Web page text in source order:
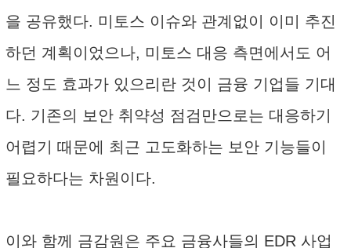
을 공유했다. 미토스 이슈와 관계없이 이미 추진
하던 계획이었으나, 미토스 대응 측면에서도 어
느 정도 효과가 있으리란 것이 금융 기업들 기대
다. 기존의 보안 취약성 점검만으로는 대응하기
어렵기 때문에 최근 고도화하는 보안 기능들이
필요하다는 차원이다.
이와 함께 금감원은 주요 금융사들의 EDR 사업